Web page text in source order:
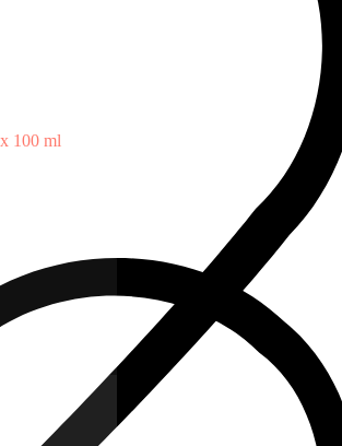
100 ml